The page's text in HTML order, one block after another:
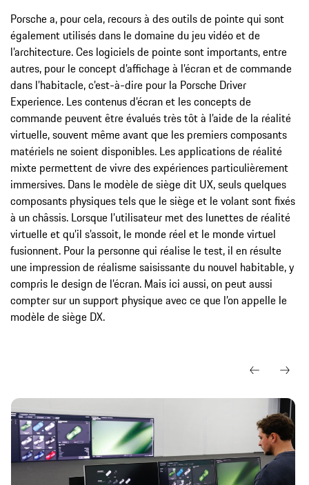
Porsche a, pour cela, recours à des outils de pointe qui sont
également utilisés dans le domaine du jeu vidéo et de
l’architecture. Ces logiciels de pointe sont importants, entre
autres, pour le concept d’affichage à l’écran et de commande
dans l’habitacle, c’est-à-dire pour la Porsche Driver
Experience. Les contenus d’écran et les concepts de
commande peuvent être évalués très tôt à l’aide de la réalité
virtuelle, souvent même avant que les premiers composants
matériels ne soient disponibles. Les applications de réalité
mixte permettent de vivre des expériences particulièrement
immersives. Dans le modèle de siège dit UX, seuls quelques
composants physiques tels que le siège et le volant sont fixés
à un châssis. Lorsque l’utilisateur met des lunettes de réalité
virtuelle et qu’il s’assoit, le monde réel et le monde virtuel
fusionnent. Pour la personne qui réalise le test, il en résulte
une impression de réalisme saisissante du nouvel habitable, y
compris le design de l’écran. Mais ici aussi, on peut aussi
compter sur un support physique avec ce que l’on appelle le
modèle de siège DX.